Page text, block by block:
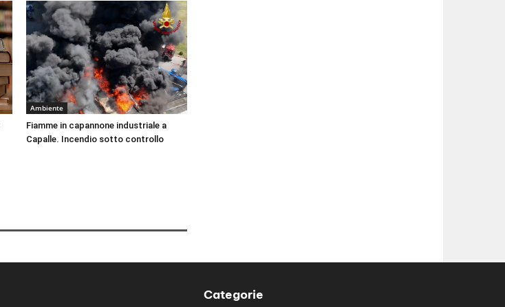
Ambiente
Fiamme in capannone industriale a
Capalle. Incendio sotto controllo
Categorie